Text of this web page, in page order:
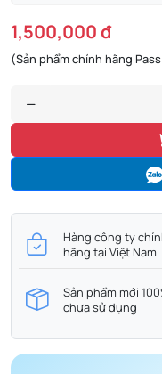
1,500,000 đ
(Sản phẩm chính hãng
Hàng công ty
hãng tại Việt Nam
Sản phẩm mới
chưa sử dụng